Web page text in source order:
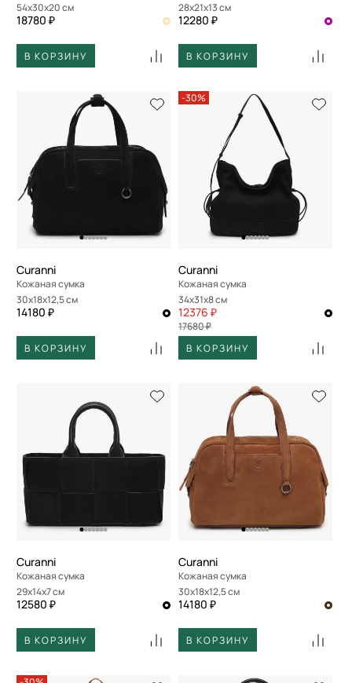
54x30x20 см
18780 ₽
В КОРЗИНУ
28x21x13 см
12280 ₽
В КОРЗИНУ
Curanni
Кожаная сумка
30x18x12,5 см
14180 ₽
В КОРЗИНУ
-30%
Curanni
Кожаная сумка
34x31x8 см
12376 ₽
17680 ₽
В КОРЗИНУ
Curanni
Кожаная сумка
29x14x7 см
12580 ₽
В КОРЗИНУ
Curanni
Кожаная сумка
30x18x12,5 см
14180 ₽
В КОРЗИНУ